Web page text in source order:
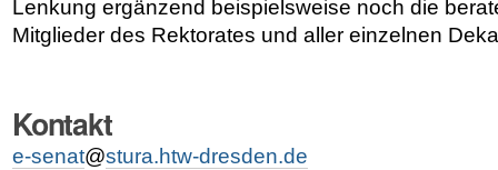
Lenkung ergänzend beispielsweise noch die
Mitglieder des Rektorates und aller einzelnen
Kontakt
e-senat@stura.htw-dresden.de